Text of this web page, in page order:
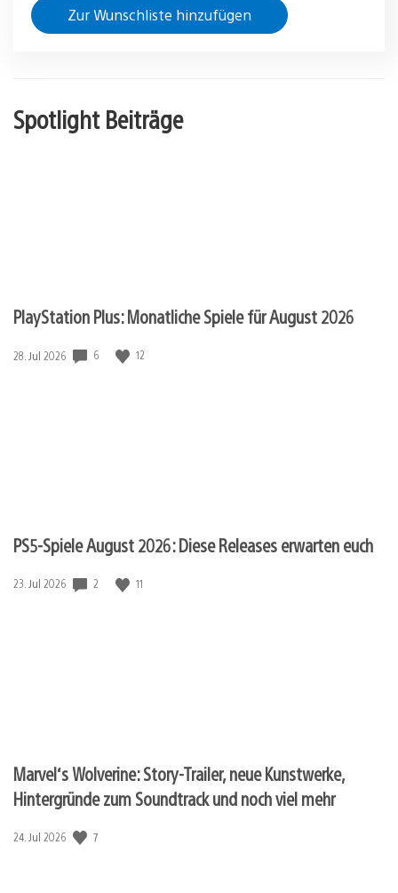
Zur Wunschliste hinzufügen
Spotlight Beiträge
PlayStation Plus: Monatliche Spiele für August 2026
Veröffentlichungsdatum:
28. Jul 2026 6 12
PS5-Spiele August 2026: Diese Releases erwarten euch
Veröffentlichungsdatum:
23. Jul 2026 2 11
Marvel‘s Wolverine: Story-Trailer, neue Kunstwerke,
Hintergründe zum Soundtrack und noch viel mehr
Veröffentlichungsdatum:
24. Jul 2026 7